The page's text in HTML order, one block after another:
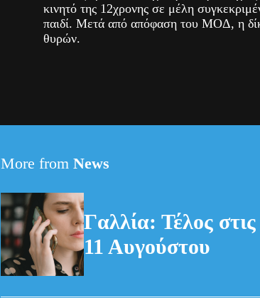
κινητό της 12χρονης σε μέλη
παιδί. Μετά από απόφαση του ΜΟΔ, η
θυρών.
More fromNews
Γαλλία: Τέλος
11 Αυγούστου